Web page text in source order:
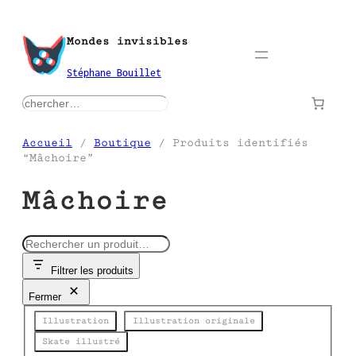
contenu
Mondes invisibles
Stéphane Bouillet
rechercher
Accueil / Boutique / Produits identifiés
“Mâchoire”
Mâchoire
R
e
e
Filtrer les produits
Fermer
Catégorie
Illustration
Illustration originale
Skate illustré